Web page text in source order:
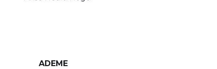
ADEME